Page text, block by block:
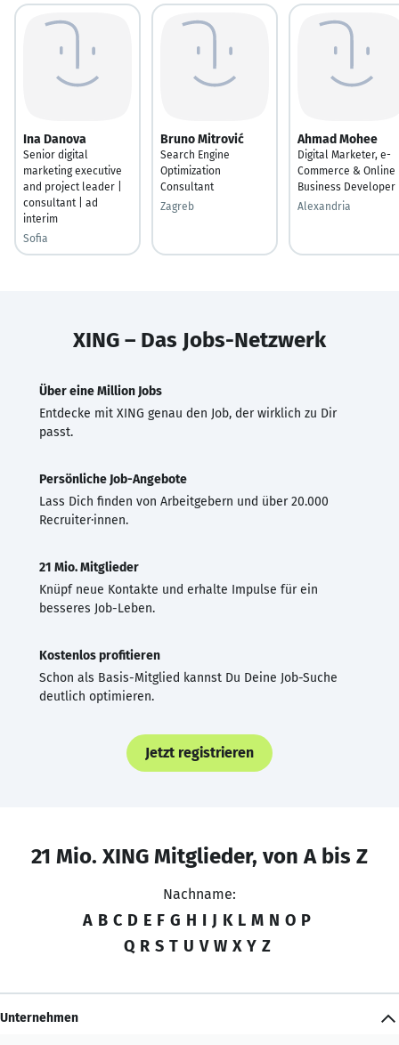
Ina Danova
Senior digital
marketing executive
and project leader |
consultant | ad
interim
Sofia
Bruno Mitrović
Search Engine
Optimization
Consultant
Zagreb
Ahmad Mohee
Digital Marketer, e-
Commerce & Online
Business Developer
Alexandria
XING – Das Jobs-Netzwerk
Über eine Million Jobs
Entdecke mit XING genau den Job, der wirklich zu Dir
passt.
Persönliche Job-Angebote
Lass Dich finden von Arbeitgebern und über 20.000
Recruiter·innen.
21 Mio. Mitglieder
Knüpf neue Kontakte und erhalte Impulse für ein
besseres Job-Leben.
Kostenlos profitieren
Schon als Basis-Mitglied kannst Du Deine Job-Suche
deutlich optimieren.
Jetzt registrieren
21 Mio. XING Mitglieder, von A bis Z
Nachname:
A B C D E F G H I J K L M N O P
Q R S T U V W X Y Z
Unternehmen